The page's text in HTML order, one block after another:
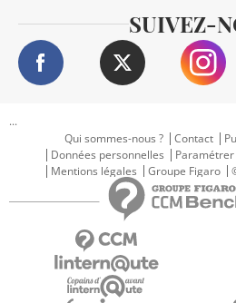
SUIVEZ-
...
Qui sommes-nous ?
Contact
Données personnelles
Mentions légales
Groupe Figaro